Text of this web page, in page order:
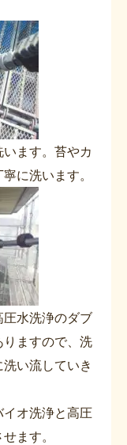
ます。苔やカ
に洗います。
水洗浄のダブ
ますので、洗
い流していき
オ洗浄と高圧
ます。